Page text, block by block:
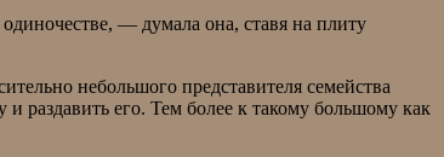
— думала она, ставя на плиту
небольшого представителя семейства
раздавить его. Тем более к такому большому как